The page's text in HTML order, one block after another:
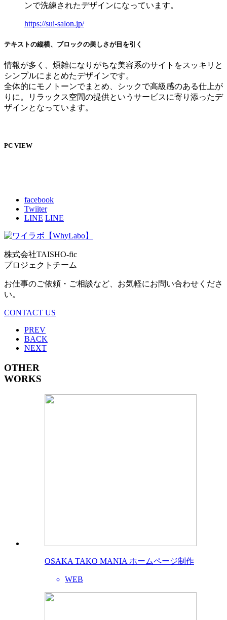
ンで洗練されたデザインになっています。
https://sui-salon.jp/
テキストの縦横、ブロックの美しさが目を引く
情報が多く、煩雑になりがちな美容系のサイトをスッキリと
シンプルにまとめたデザインです。
全体的にモノトーンでまとめ、シックで高級感のある仕上が
りに。リラックス空間の提供というサービスに寄り添ったデ
ザインとなっています。
PC VIEW
facebook
Twiiter
LINE LINE
株式会社TAISHO-fic
プロジェクトチーム
お仕事のご依頼・ご相談など、お気軽にお問い合わせくださ
い。
CONTACT US
PREV
BACK
NEXT
OTHER
WORKS
OSAKA TAKO MANIA ホームページ制作
WEB